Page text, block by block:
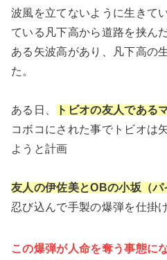
波風を立てないように生きて
ている凡下高から道路を挟ん
ある矢波高があり、凡下高の
た。
ある日、 トビオの友人である
コボコにされた事でトビオは
ようと計画
友人の伊佐美とOBの小坂（パ
忍び込んで手製の爆弾を仕掛
この爆弾が人命を奪う事態に